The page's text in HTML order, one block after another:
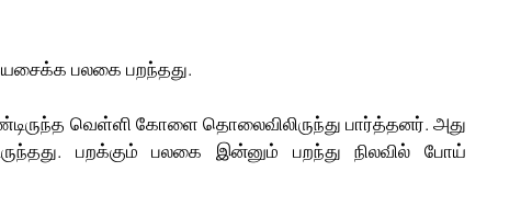
பலகை பறந்தது.
வெள்ளி கோளை தொலைவிலிருந்து பார்த்தனர். அது
பறக்கும் பலகை இன்னும் பறந்து நிலவில் போய்